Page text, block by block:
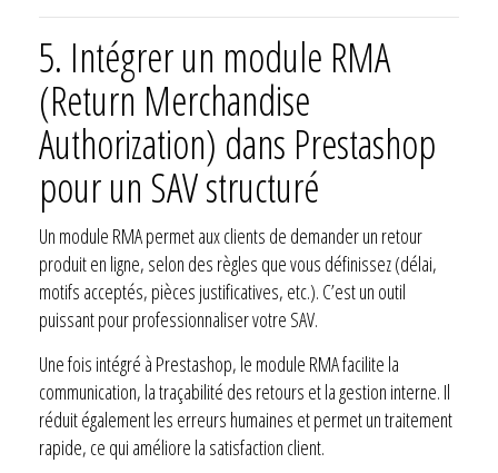
5. Intégrer un module RMA
(Return Merchandise
Authorization) dans Prestashop
pour un SAV structuré
Un module RMA permet aux clients de demander un retour
produit en ligne, selon des règles que vous définissez (délai,
motifs acceptés, pièces justificatives, etc.). C’est un outil
puissant pour professionnaliser votre SAV.
Une fois intégré à Prestashop, le module RMA facilite la
communication, la traçabilité des retours et la gestion interne. Il
réduit également les erreurs humaines et permet un traitement
rapide, ce qui améliore la satisfaction client.